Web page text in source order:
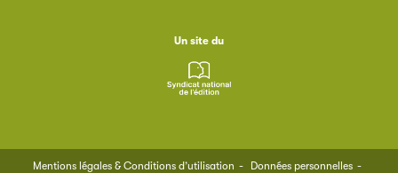
Un site du
Mentions légales & Conditions d’utilisation
Données personnelles